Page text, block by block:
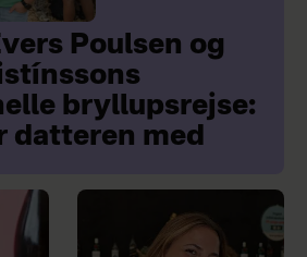
Poulsen og
bryllupsrejse:
datteren med